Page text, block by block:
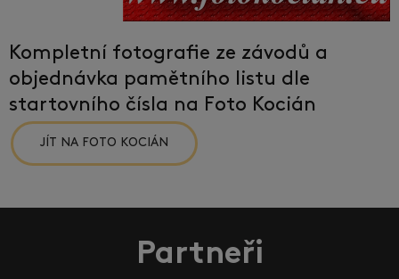
Kompletní fotografie ze závodů a
objednávka pamětního listu dle
startovního čísla na Foto Kocián
JÍT NA FOTO KOCIÁN
Partneři